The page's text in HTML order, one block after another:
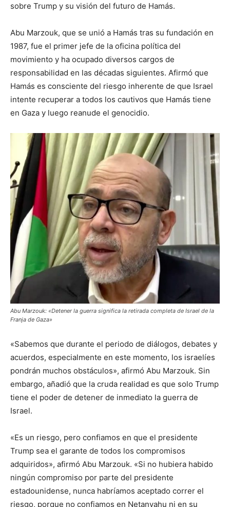
sobre Trump y su visión del futuro de Hamás.
Abu Marzouk, que se unió a Hamás tras su fundación en
1987, fue el primer jefe de la oficina política del
movimiento y ha ocupado diversos cargos de
responsabilidad en las décadas siguientes. Afirmó que
Hamás es consciente del riesgo inherente de que Israel
intente recuperar a todos los cautivos que Hamás tiene
en Gaza y luego reanude el genocidio.
Abu Marzouk: «Detener la guerra significa la retirada completa de Israel de la
Franja de Gaza»
«Sabemos que durante el periodo de diálogos, debates y
acuerdos, especialmente en este momento, los israelíes
pondrán muchos obstáculos», afirmó Abu Marzouk. Sin
embargo, añadió que la cruda realidad es que solo Trump
tiene el poder de detener de inmediato la guerra de
Israel.
«Es un riesgo, pero confiamos en que el presidente
Trump sea el garante de todos los compromisos
adquiridos», afirmó Abu Marzouk. «Si no hubiera habido
ningún compromiso por parte del presidente
estadounidense, nunca habríamos aceptado correr el
riesgo, porque no confiamos en Netanyahu ni en su